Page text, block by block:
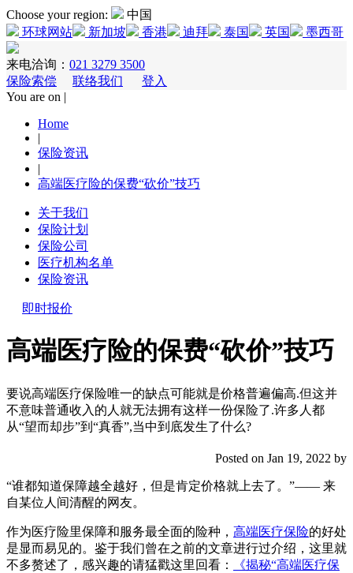
Choose your region:
中国
环球网站
新加坡 香港 迪拜 泰国 英国 墨西哥
来电洽询： 021 3279 3500
保险索偿
联络我们
登入
You are on |
Home
|
保险资讯
|
高端医疗险的保费“砍价”技巧
关于我们
保险计划
保险公司
医疗机构名单
保险资讯
即时报价
高端医疗险的保费“砍价”技巧
要说高端医疗保险唯一的缺点可能就是价格普遍偏高.但这并
不意味普通收入的人就无法拥有这样一份保险了.许多人都
从“望而却步”到“真香”,当中到底发生了什么?
Posted on Jan 19, 2022 by
“谁都知道保障越全越好，但是肯定价格就上去了。”—— 来
自某位人间清醒的网友。
作为医疗险里保障和服务最全面的险种， 高端医疗保险的好处
是显而易见的。鉴于我们曾在之前的文章进行过介绍，这里就
不多赘述了，感兴趣的请猛戳这里回看：
《揭秘“高端医疗保